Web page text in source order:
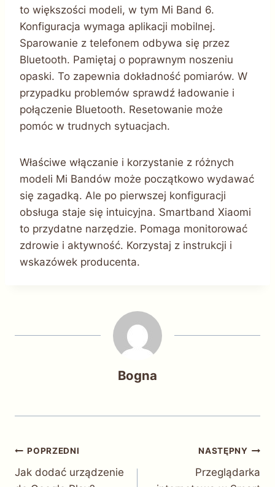
to większości modeli, w tym Mi Band 6.
Konfiguracja wymaga aplikacji mobilnej.
Sparowanie z telefonem odbywa się przez
Bluetooth. Pamiętaj o poprawnym noszeniu
opaski. To zapewnia dokładność pomiarów. W
przypadku problemów sprawdź ładowanie i
połączenie Bluetooth. Resetowanie może
pomóc w trudnych sytuacjach.
Właściwe włączanie i korzystanie z różnych
modeli Mi Bandów może początkowo wydawać
się zagadką. Ale po pierwszej konfiguracji
obsługa staje się intuicyjna. Smartband Xiaomi
to przydatne narzędzie. Pomaga monitorować
zdrowie i aktywność. Korzystaj z instrukcji i
wskazówek producenta.
Bogna
Nawigacja
wpisu
POPRZEDNI
Jak dodać urządzenie
NASTĘPNY
Przeglądarka